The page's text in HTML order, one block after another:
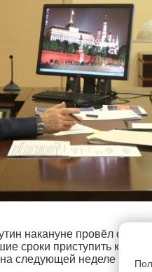
накануне провёл
сроки приступить к
следующей неделе